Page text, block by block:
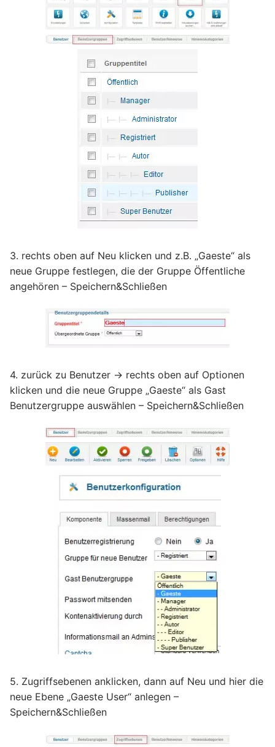
3. rechts oben auf Neu klicken und z.B. „Gaeste“ als
neue Gruppe festlegen, die der Gruppe Öffentliche
angehören – Speichern&Schließen
4. zurück zu Benutzer -> rechts oben auf Optionen
klicken und die neue Gruppe „Gaeste“ als Gast
Benutzergruppe auswählen – Speichern&Schließen
5. Zugriffsebenen anklicken, dann auf Neu und hier die
neue Ebene „Gaeste User“ anlegen –
Speichern&Schließen